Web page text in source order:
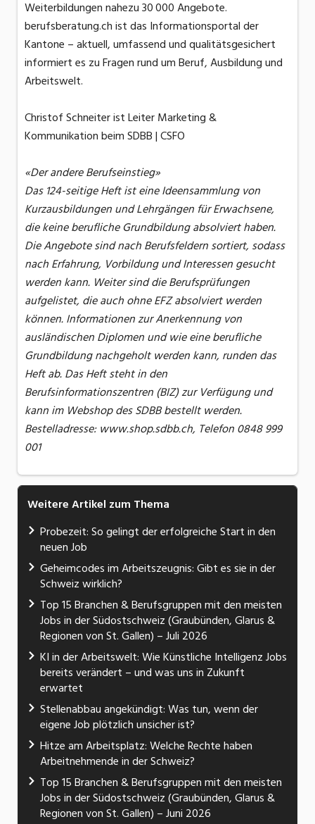
Weiterbildungen nahezu 30 000 Angebote.
berufsberatung.ch ist das Informationsportal der
Kantone – aktuell, umfassend und qualitätsgesichert
informiert es zu Fragen rund um Beruf, Ausbildung und
Arbeitswelt.
Christof Schneiter ist Leiter Marketing &
Kommunikation beim SDBB | CSFO
«Der andere Berufseinstieg»
Das 124-seitige Heft ist eine Ideensammlung von
Kurzausbildungen und Lehrgängen für Erwachsene,
die keine berufliche Grundbildung absolviert haben.
Die Angebote sind nach Berufsfeldern sortiert, sodass
nach Erfahrung, Vorbildung und Interessen gesucht
werden kann. Weiter sind die Berufsprüfungen
aufgelistet, die auch ohne EFZ absolviert werden
können. Informationen zur Anerkennung von
ausländischen Diplomen und wie eine berufliche
Grundbildung nachgeholt werden kann, runden das
Heft ab. Das Heft steht in den
Berufsinformationszentren (BIZ) zur Verfügung und
kann im Webshop des SDBB bestellt werden.
Bestelladresse: www.shop.sdbb.ch, Telefon 0848 999
001
Weitere Artikel zum Thema
Probezeit: So gelingt der erfolgreiche Start in den
neuen Job
Geheimcodes im Arbeitszeugnis: Gibt es sie in der
Schweiz wirklich?
Top 15 Branchen & Berufsgruppen mit den meisten
Jobs in der Südostschweiz (Graubünden, Glarus &
Regionen von St. Gallen) – Juli 2026
KI in der Arbeitswelt: Wie Künstliche Intelligenz Jobs
bereits verändert – und was uns in Zukunft
erwartet
Stellenabbau angekündigt: Was tun, wenn der
eigene Job plötzlich unsicher ist?
Hitze am Arbeitsplatz: Welche Rechte haben
Arbeitnehmende in der Schweiz?
Top 15 Branchen & Berufsgruppen mit den meisten
Jobs in der Südostschweiz (Graubünden, Glarus &
Regionen von St. Gallen) – Juni 2026